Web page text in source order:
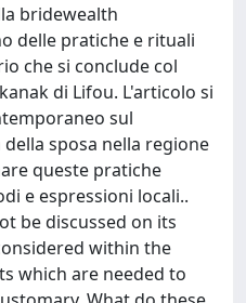
bridewealth
delle pratiche e rituali
che si conclude col
di Lifou. L'articolo si
sul
sposa nella regione
queste pratiche
e espressioni locali..
be discussed on its
within the
which are needed to